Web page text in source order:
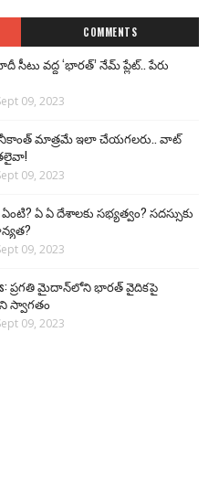
COMMENTS
సీటు వద్ద ‘భారత్’ నేమ్ ప్లేట్‌.. పేరు
09, 2023
మాత్రమే ఇలా చేయగలరు.. వాట్
09, 2023
ఏ ఏ దేశాలకు సభ్యత్వం? సదస్సుకు
09, 2023
ప్రగతి మైదాన్‌లోని భారత్ వైదికపై
స్వాగతం
09, 2023